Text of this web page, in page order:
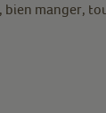
bien manger,